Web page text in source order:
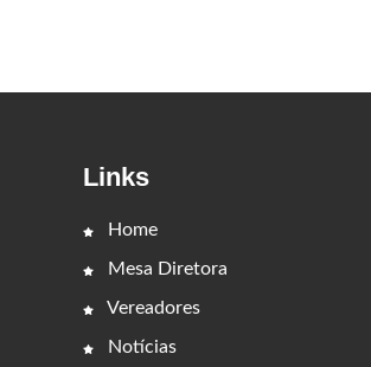
Links
Home
Mesa Diretora
Vereadores
Notícias